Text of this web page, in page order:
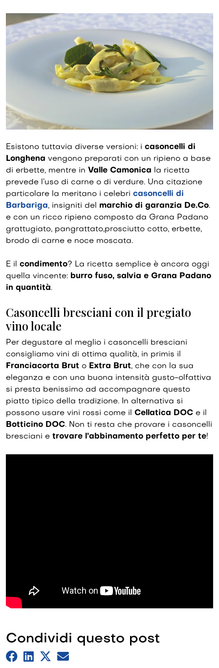
Esistono tuttavia diverse versioni: i casoncelli di
Longhena vengono preparati con un ripieno a base
di erbette, mentre in Valle Camonica la ricetta
prevede l’uso di carne o di verdure. Una citazione
particolare la meritano i celebri casoncelli di
Barbariga, insigniti del marchio di garanzia De.Co.
e con un ricco ripieno composto da Grana Padano
grattugiato, pangrattato,prosciutto cotto, erbette,
brodo di carne e noce moscata.
E il condimento? La ricetta semplice è ancora oggi
quella vincente: burro fuso, salvia e Grana Padano
in quantità.
Casoncelli bresciani con il pregiato
vino locale
Per degustare al meglio i casoncelli bresciani
consigliamo vini di ottima qualità, in primis il
Franciacorta Brut o Extra Brut, che con la sua
eleganza e con una buona intensità gusto-olfattiva
si presta benissimo ad accompagnare questo
piatto tipico della tradizione. In alternativa si
possono usare vini rossi come il Cellatica DOC e il
Botticino DOC. Non ti resta che provare i casoncelli
bresciani e trovare l’abbinamento perfetto per te!
Condividi questo post